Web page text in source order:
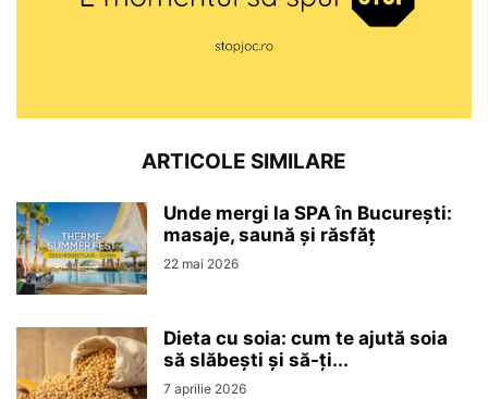
ARTICOLE SIMILARE
Unde mergi la SPA în București:
masaje, saună și răsfăț
22 mai 2026
Dieta cu soia: cum te ajută soia
să slăbești și să-ți...
7 aprilie 2026